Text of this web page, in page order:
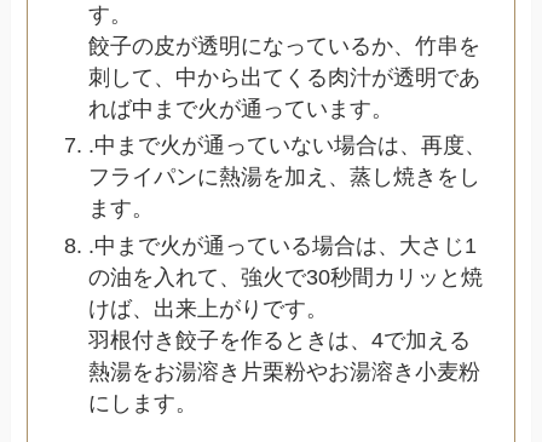
す。
餃子の皮が透明になっているか、竹串を
刺して、中から出てくる肉汁が透明であ
れば中まで火が通っています。
.中まで火が通っていない場合は、再度、
フライパンに熱湯を加え、蒸し焼きをし
ます。
.中まで火が通っている場合は、大さじ1
の油を入れて、強火で30秒間カリッと焼
けば、出来上がりです。
羽根付き餃子を作るときは、4で加える
熱湯をお湯溶き片栗粉やお湯溶き小麦粉
にします。